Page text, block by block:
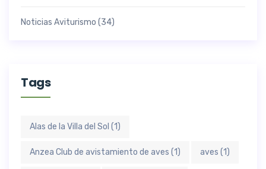
Noticias Aviturismo (34)
Tags
Alas de la Villa del Sol (1)
Anzea Club de avistamiento de aves (1) aves (1)